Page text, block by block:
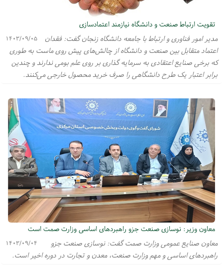
تقویت ارتباط صنعت و دانشگاه نیازمند اعتمادسازی
۱۴۰۳/۰۹/۰۵
مدیر امور فناوری و ارتباط با جامعه دانشگاه زنجان گفت: فقدان
اعتماد متقابل بین صنعت و دانشگاه از چالش‌های پیش روی ماست به طوری
که برخی صنایع اعتقادی به سرمایه گذاری بر روی علم بومی ندارند و چندین
برابر اعتبار یک طرح دانشگاهی را صرف خرید محصول خارجی می‌کنند.
معاون وزیر: نوسازی صنعت جزو راهبردهای اساسی وزارت صمت است
۱۴۰۳/۰۹/۰۴
معاون صنایع عمومی وزارت صمت گفت: نوسازی صنعت جزو
راهبردهای اساسی و مهم وزارت صنعت، معدن و تجارت در دوره اخیر است.